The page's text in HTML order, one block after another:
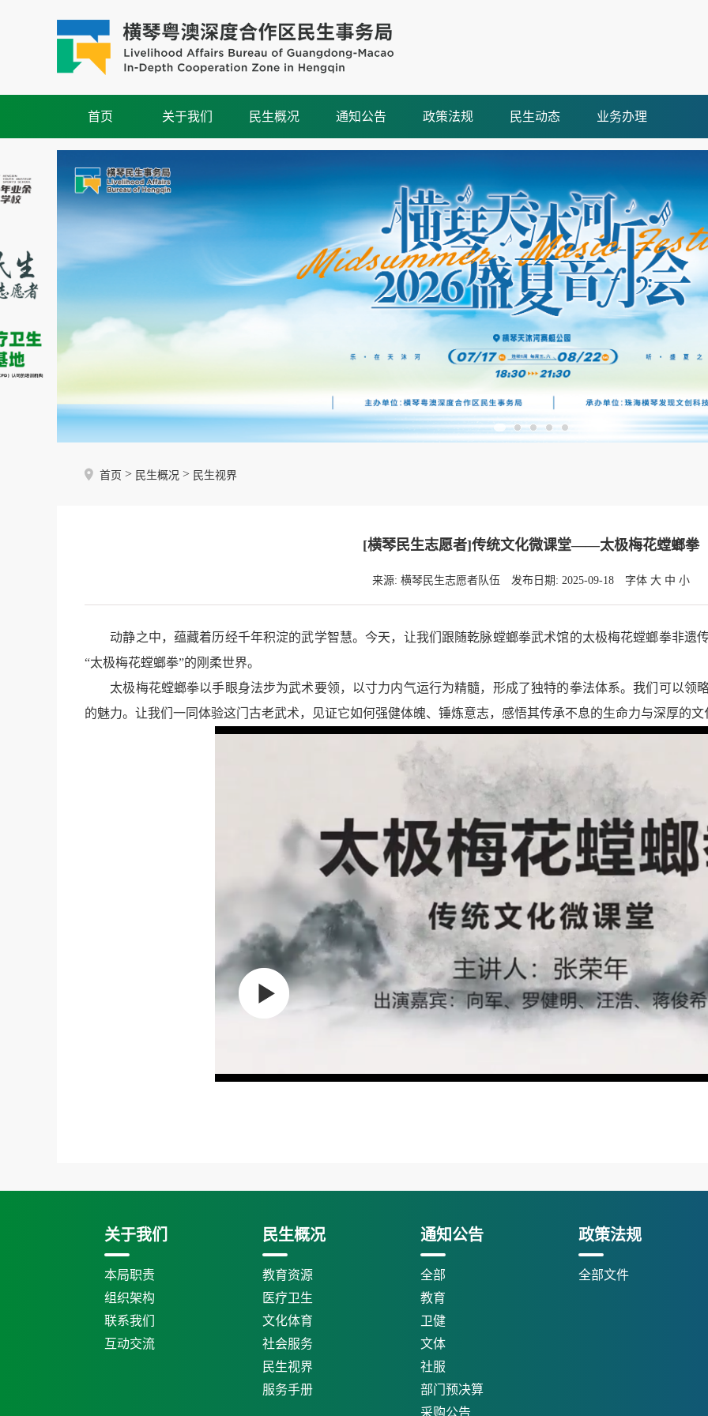
首页 关于我们 民生概况 通知公告 政策法规 民生动态 业务办理
首页 > 民生概况 > 民生视界
[横琴民生志愿者]传统文化微课堂——太极梅花螳螂拳
来源: 横琴民生志愿者队伍 发布日期: 2025-09-18 字体 大 中 小
动静之中，蕴藏着历经千年积淀的武学智慧。今天，让我们跟随乾脉螳螂拳武术馆的太极梅花螳螂拳非遗
“太极梅花螳螂拳”的刚柔世界。
太极梅花螳螂拳以手眼身法步为武术要领，以寸力内气运行为精髓，形成了独特的拳法体系。我们可以领
的魅力。让我们一同体验这门古老武术，见证它如何强健体魄、锤炼意志，感悟其传承不息的生命力与深厚的文
关于我们
本局职责
组织架构
联系我们
互动交流
民生概况
教育资源
医疗卫生
文化体育
社会服务
民生视界
服务手册
通知公告
全部
教育
卫健
文体
社服
部门预决算
采购公告
政策法规
全部文件